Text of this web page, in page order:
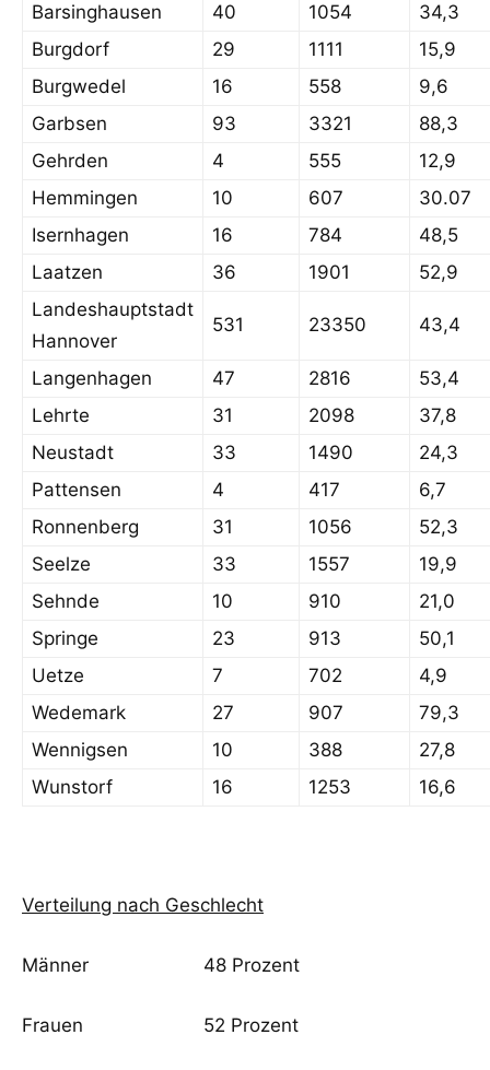
Barsinghausen 40 1054
34,3
Burgdorf
29 1111
15,9
Burgwedel
16 558
9,6
Garbsen
93 3321
88,3
Gehrden
4 555
12,9
Hemmingen
10 607
30.07
Isernhagen
16 784
48,5
Laatzen
36 1901
52,9
Landeshauptstadt
Hannover
531 23350 43,4
Langenhagen 47 2816
53,4
Lehrte
31 2098
37,8
Neustadt
33 1490
24,3
Pattensen
4 417
6,7
Ronnenberg
31 1056
52,3
Seelze
33 1557
19,9
Sehnde
10 910
21,0
Springe
23 913
50,1
Uetze
7 702
4,9
Wedemark
27 907
79,3
Wennigsen
10 388
27,8
Wunstorf
16 1253 16,6
Verteilung nach Geschlecht
Männer 48 Prozent
Frauen 52 Prozent